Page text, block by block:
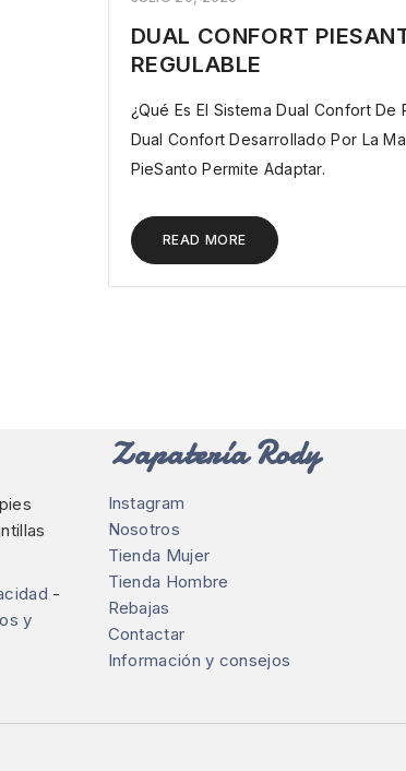
DUAL CONFORT
REGULABLE
¿Qué Es El Sistema Dual Confort De
Dual Confort Desarrollado Por La
PieSanto Permite Adaptar.
READ MORE
-
y
Zapatería Rody
Instagram
Nosotros
Tienda Mujer
Tienda Hombre
Rebajas
Contactar
Información y consejos